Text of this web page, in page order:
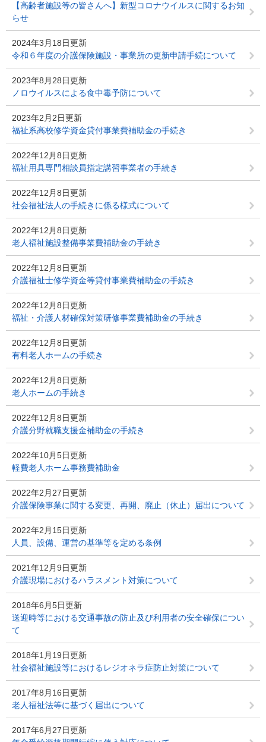
【高齢者施設等の皆さんへ】新型コロナウイルスに関するお知
らせ
2024年3月18日更新
令和６年度の介護保険施設・事業所の更新申請手続について
2023年8月28日更新
ノロウイルスによる食中毒予防について
2023年2月2日更新
福祉系高校修学資金貸付事業費補助金の手続き
2022年12月8日更新
福祉用具専門相談員指定講習事業者の手続き
2022年12月8日更新
社会福祉法人の手続きに係る様式について
2022年12月8日更新
老人福祉施設整備事業費補助金の手続き
2022年12月8日更新
介護福祉士修学資金等貸付事業費補助金の手続き
2022年12月8日更新
福祉・介護人材確保対策研修事業費補助金の手続き
2022年12月8日更新
有料老人ホームの手続き
2022年12月8日更新
老人ホームの手続き
2022年12月8日更新
介護分野就職支援金補助金の手続き
2022年10月5日更新
軽費老人ホーム事務費補助金
2022年2月27日更新
介護保険事業に関する変更、再開、廃止（休止）届出について
2022年2月15日更新
人員、設備、運営の基準等を定める条例
2021年12月9日更新
介護現場におけるハラスメント対策について
2018年6月5日更新
送迎時等における交通事故の防止及び利用者の安全確保につい
て
2018年1月19日更新
社会福祉施設等におけるレジオネラ症防止対策について
2017年8月16日更新
老人福祉法等に基づく届出について
2017年6月27日更新